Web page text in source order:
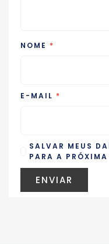
NOME *
E-MAIL *
SALVAR MEUS
PARA A